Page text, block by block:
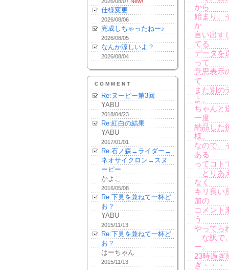
仕様変更
2026/08/06
完成しちゃったねー♪
2026/08/05
なんか涼しいよ？
2026/08/04
COMMENT
Re:ヌーピー第3回
YABU
2018/04/23
Re:紅白の結果
YABU
2017/01/01
Re:石ノ森→ライダー→
ネオサイクロン→スヌ
ーピー
かよこ
2016/05/08
Re:下見を兼ねて一杯ど
お？
YABU
2015/11/13
Re:下見を兼ねて一杯ど
お？
はーちゃん
2015/11/13
から
始まり、
か
言い出す
てる
データを
って
意思表示
て
また別の
よ。
ちゃんと
一度
納品した
様。
なので、
ある
ってコト
とりあ
なく
キリ良い
加の
コメント
う
やってら
な訳で
ー。
23時過ぎ
ぎ・・・